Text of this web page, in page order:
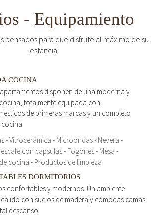
- Equipamiento
pensados para que disfrute al máximo de su
estancia
COCINA
disponen de una moderna y
totalmente equipada con
de primeras marcas y un completo
cocina.
- Vitrocerámica - Microondas - Nevera -
con cápsulas - Fogones - Mesa -
cocina - Productos de limpieza
DORMITORIOS
confortables y modernos. Un ambiente
con suelos de madera y cómodas camas
descanso.